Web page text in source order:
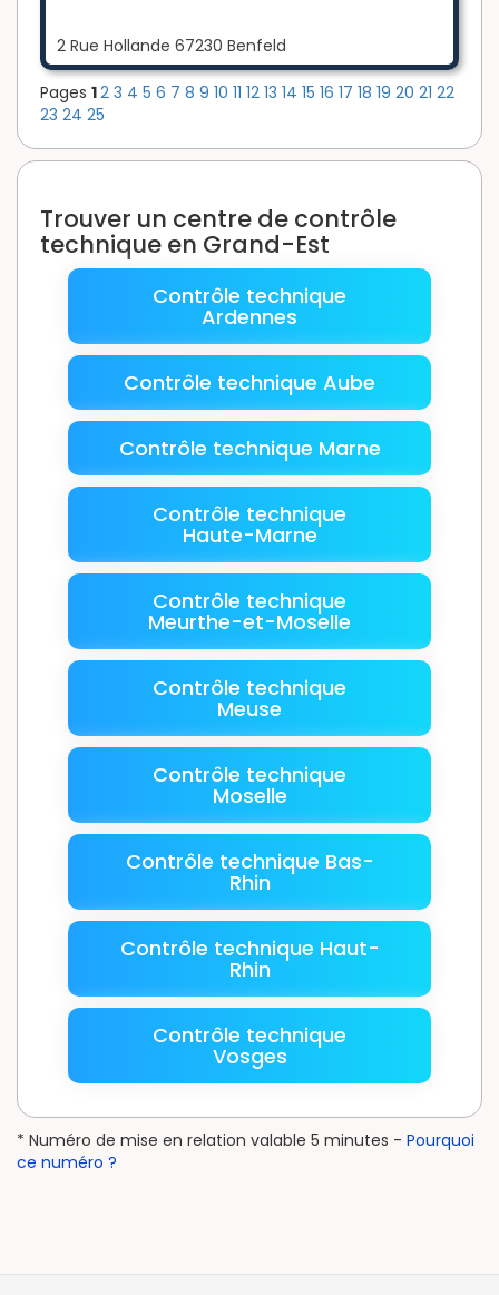
2 Rue Hollande 67230 Benfeld
Pages 12 3 4 5 6 7 8 9 10 11 12 13 14 15 16 17 18 19 20 21 22
23 24 25
Trouver un centre de contrôle
technique en Grand-Est
Contrôle technique
Ardennes
Contrôle technique Aube
Contrôle technique Marne
Contrôle technique
Haute-Marne
Contrôle technique
Meurthe-et-Moselle
Contrôle technique
Meuse
Contrôle technique
Moselle
Contrôle technique Bas-
Rhin
Contrôle technique Haut-
Rhin
Contrôle technique
Vosges
* Numéro de mise en relation valable 5 minutes - Pourquoi
ce numéro ?